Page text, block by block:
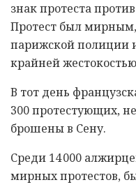
знак протеста
Протест был
парижской полиции
крайней
В тот день
300 протестующих,
брошены в Сену.
Среди 14 000
мирных протестов,